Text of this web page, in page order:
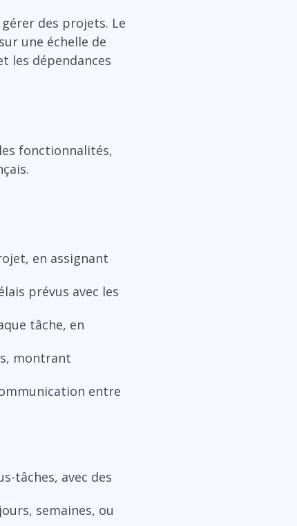
des projets. Le
une échelle de
les dépendances
fonctionnalités,
en assignant
prévus avec les
tâche, en
montrant
entre
tâches, avec des
semaines, ou